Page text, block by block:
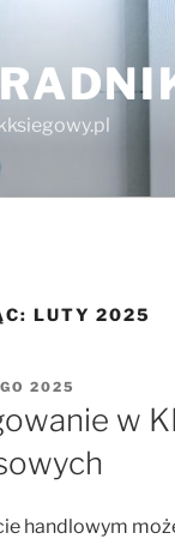
LUTY 2025
2025
w
handlowym